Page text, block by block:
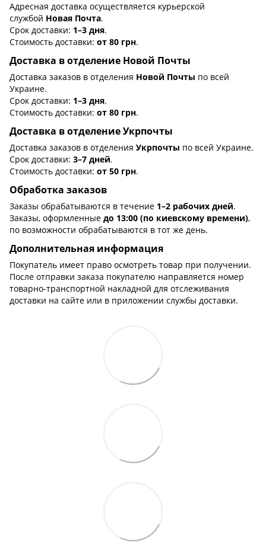
Адресная доставка осуществляется курьерской
службой Новая Почта.
Срок доставки: 1–3 дня.
Стоимость доставки: от 80 грн.
Доставка в отделение Новой Почты
Доставка заказов в отделения Новой Почты по всей
Украине.
Срок доставки: 1–3 дня.
Стоимость доставки: от 80 грн.
Доставка в отделение Укрпочты
Доставка заказов в отделения Укрпочты по всей Украине.
Срок доставки: 3–7 дней.
Стоимость доставки: от 50 грн.
Обработка заказов
Заказы обрабатываются в течение 1–2 рабочих дней.
Заказы, оформленные до 13:00 (по киевскому времени),
по возможности обрабатываются в тот же день.
Дополнительная информация
Покупатель имеет право осмотреть товар при получении.
После отправки заказа покупателю направляется номер
товарно-транспортной накладной для отслеживания
доставки на сайте или в приложении службы доставки.